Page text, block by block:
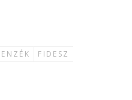
FIDESZ